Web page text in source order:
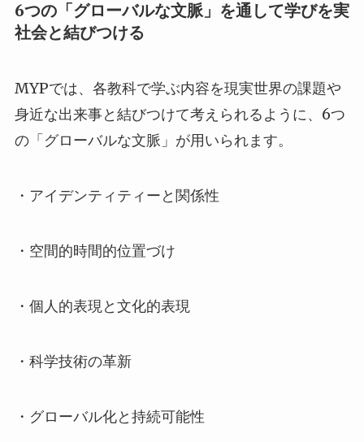
6つの「グローバルな文脈」を通して学びを実
社会と結びつける
MYPでは、各教科で学ぶ内容を現実世界の課題や
身近な出来事と結びつけて考えられるように、6つ
の「グローバルな文脈」が用いられます。
・アイデンティティーと関係性
・空間的時間的位置づけ
・個人的表現と文化的表現
・科学技術の革新
・グローバル化と持続可能性